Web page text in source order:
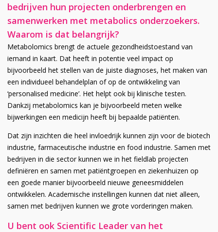
bedrijven hun projecten onderbrengen en
samenwerken met metabolics onderzoekers.
Waarom is dat belangrijk?
Metabolomics brengt de actuele gezondheidstoestand van
iemand in kaart. Dat heeft in potentie veel impact op
bijvoorbeeld het stellen van de juiste diagnoses, het maken van
een individueel behandelplan of op de ontwikkeling van
‘personalised medicine’. Het helpt ook bij klinische testen.
Dankzij metabolomics kan je bijvoorbeeld meten welke
bijwerkingen een medicijn heeft bij bepaalde patiënten.
Dat zijn inzichten die heel invloedrijk kunnen zijn voor de biotech
industrie, farmaceutische industrie en food industrie. Samen met
bedrijven in die sector kunnen we in het fieldlab projecten
definiëren en samen met patiëntgroepen en ziekenhuizen op
een goede manier bijvoorbeeld nieuwe geneesmiddelen
ontwikkelen. Academische instellingen kunnen dat niet alleen,
samen met bedrijven kunnen we grote vorderingen maken.
U bent ook Scientific Leader van het